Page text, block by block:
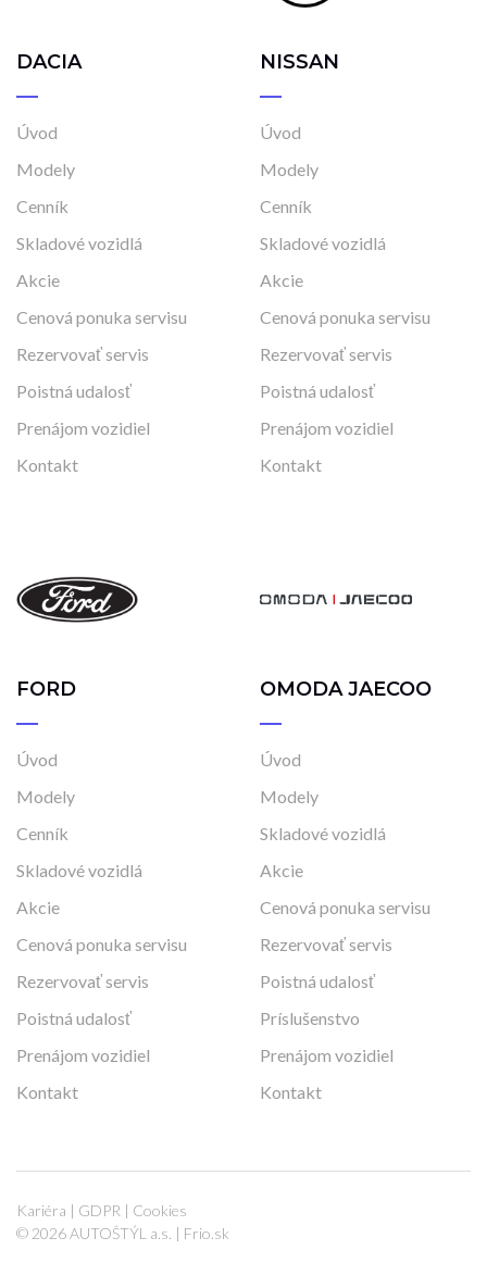
DACIA
Úvod
Modely
Cenník
Skladové vozidlá
Akcie
Cenová ponuka servisu
Rezervovať servis
Poistná udalosť
Prenájom vozidiel
Kontakt
NISSAN
Úvod
Modely
Cenník
Skladové vozidlá
Akcie
Cenová ponuka servisu
Rezervovať servis
Poistná udalosť
Prenájom vozidiel
Kontakt
FORD
Úvod
Modely
Cenník
Skladové vozidlá
Akcie
Cenová ponuka servisu
Rezervovať servis
Poistná udalosť
Prenájom vozidiel
Kontakt
OMODA JAECOO
Úvod
Modely
Skladové vozidlá
Akcie
Cenová ponuka servisu
Rezervovať servis
Poistná udalosť
Príslušenstvo
Prenájom vozidiel
Kontakt
© 2026 AUTOŠTÝL a.s. | Frio.sk
Kariéra GDPR Cookies